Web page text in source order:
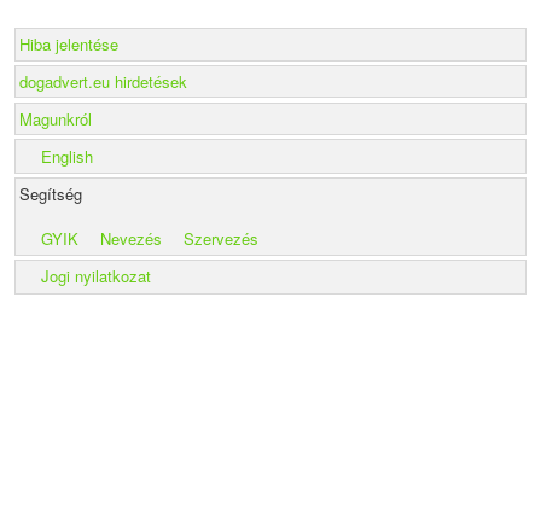
Hiba jelentése
dogadvert.eu hirdetések
Magunkról
English
Segítség
GYIK
Nevezés
Szervezés
Jogi nyilatkozat